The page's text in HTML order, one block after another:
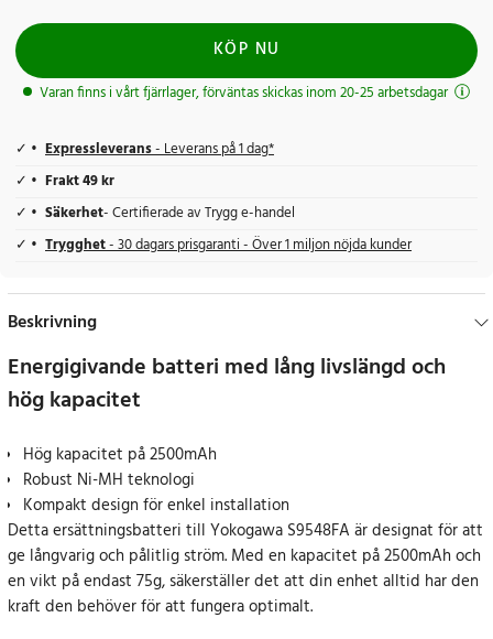
KÖP NU
Varan finns i vårt fjärrlager, förväntas skickas inom 20-25 arbetsdagar
Expressleverans- Leverans på 1 dag*
Frakt 49 kr
Säkerhet- Certifierade av Trygg e-handel
Trygghet- 30 dagars prisgaranti - Över 1 miljon nöjda kunder
Beskrivning
Energigivande batteri med lång livslängd och
hög kapacitet
Hög kapacitet på 2500mAh
Robust Ni-MH teknologi
Kompakt design för enkel installation
Detta ersättningsbatteri till Yokogawa S9548FA är designat för att
ge långvarig och pålitlig ström. Med en kapacitet på 2500mAh och
en vikt på endast 75g, säkerställer det att din enhet alltid har den
kraft den behöver för att fungera optimalt.